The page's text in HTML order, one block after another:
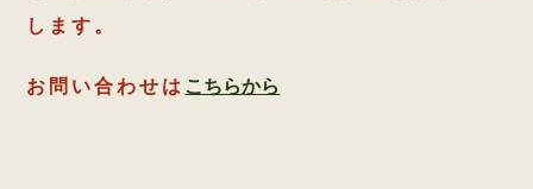
します。
お問い合わせは こちらから